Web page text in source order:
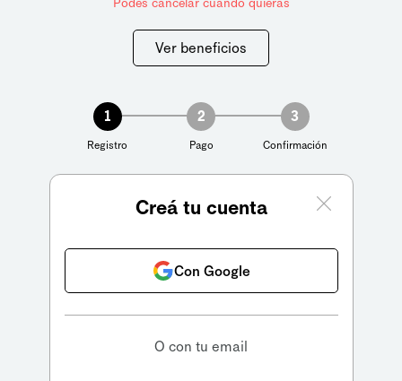
Podés cancelar cuando quieras
Ver beneficios
1
Registro
2
Pago
3
Confirmación
Creá tu cuenta
Con Google
O con tu email